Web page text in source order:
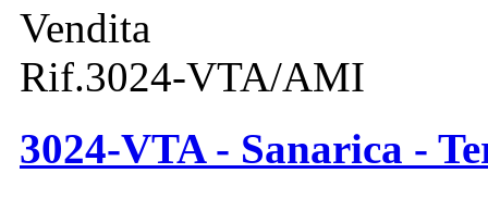
Vendita
Rif.3024-VTA/AMI
3024-VTA - Sanarica -